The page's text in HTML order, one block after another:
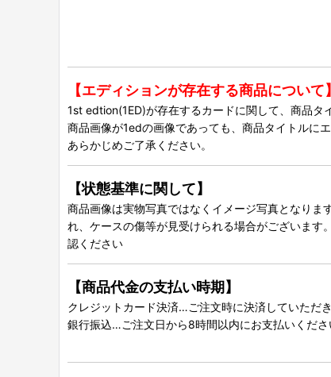
【エディションが存在する商品について】
1st edtion(1ED)が存在するカードに関して、商品タ
商品画像が1edの画像であっても、商品タイトルに
あらかじめご了承ください。
【状態基準に関して】
商品画像は実物写真ではなくイメージ写真となりま
れ、ケースの傷等が見受けられる場合がございます
認ください
【商品代金の支払い時期】
クレジットカード決済…ご注文時に決済していただ
銀行振込…ご注文日から8時間以内にお支払いくだ